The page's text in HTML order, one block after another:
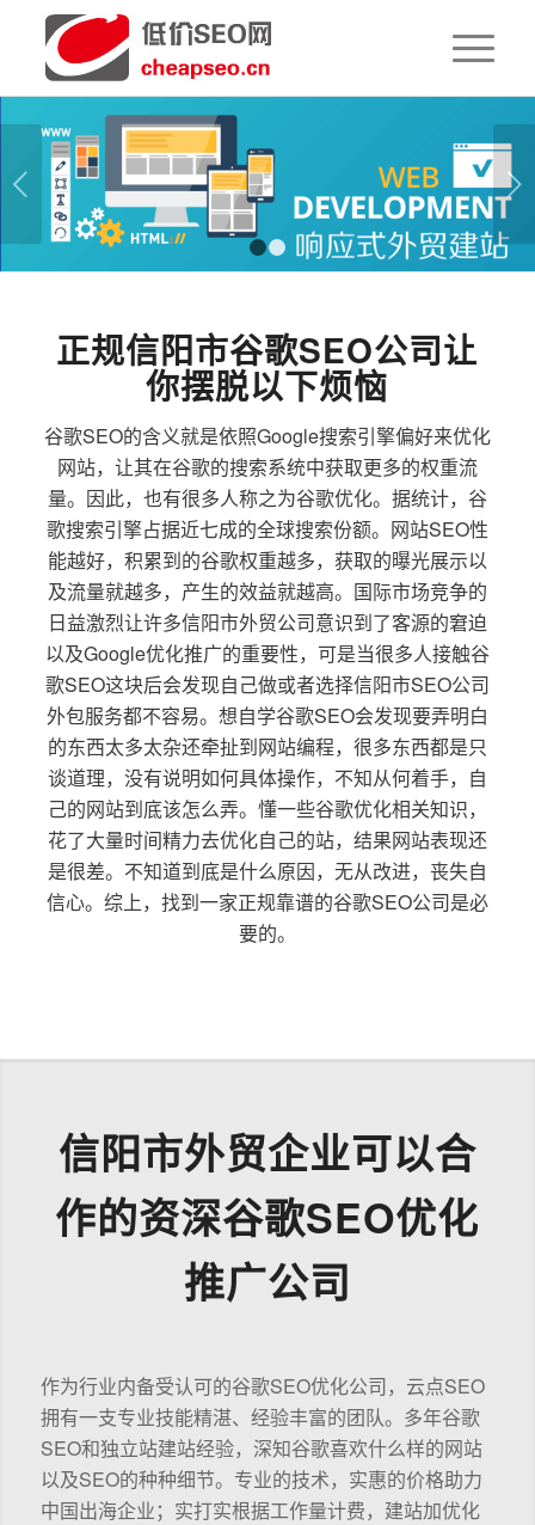
下一页
1 2
正规信阳市谷歌SEO公司让
你摆脱以下烦恼
谷歌SEO的含义就是依照Google搜索引擎偏好来优化
网站，让其在谷歌的搜索系统中获取更多的权重流
量。因此，也有很多人称之为谷歌优化。据统计，谷
歌搜索引擎占据近七成的全球搜索份额。网站SEO性
能越好，积累到的谷歌权重越多，获取的曝光展示以
及流量就越多，产生的效益就越高。国际市场竞争的
日益激烈让许多信阳市外贸公司意识到了客源的窘迫
以及Google优化推广的重要性，可是当很多人接触谷
歌SEO这块后会发现自己做或者选择信阳市SEO公司
外包服务都不容易。想自学谷歌SEO会发现要弄明白
的东西太多太杂还牵扯到网站编程，很多东西都是只
谈道理，没有说明如何具体操作，不知从何着手，自
己的网站到底该怎么弄。懂一些谷歌优化相关知识，
花了大量时间精力去优化自己的站，结果网站表现还
是很差。不知道到底是什么原因，无从改进，丧失自
信心。综上，找到一家正规靠谱的谷歌SEO公司是必
要的。
信阳市外贸企业可以合
作的资深谷歌SEO优化
推广公司
作为行业内备受认可的谷歌SEO优化公司，云点SEO
拥有一支专业技能精湛、经验丰富的团队。多年谷歌
SEO和独立站建站经验，深知谷歌喜欢什么样的网站
以及SEO的种种细节。专业的技术，实惠的价格助力
中国出海企业；实打实根据工作量计费，建站加优化